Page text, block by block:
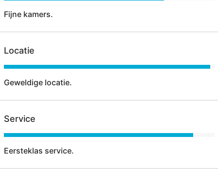
Fijne kamers.
Locatie
Geweldige locatie.
Service
Eersteklas service.